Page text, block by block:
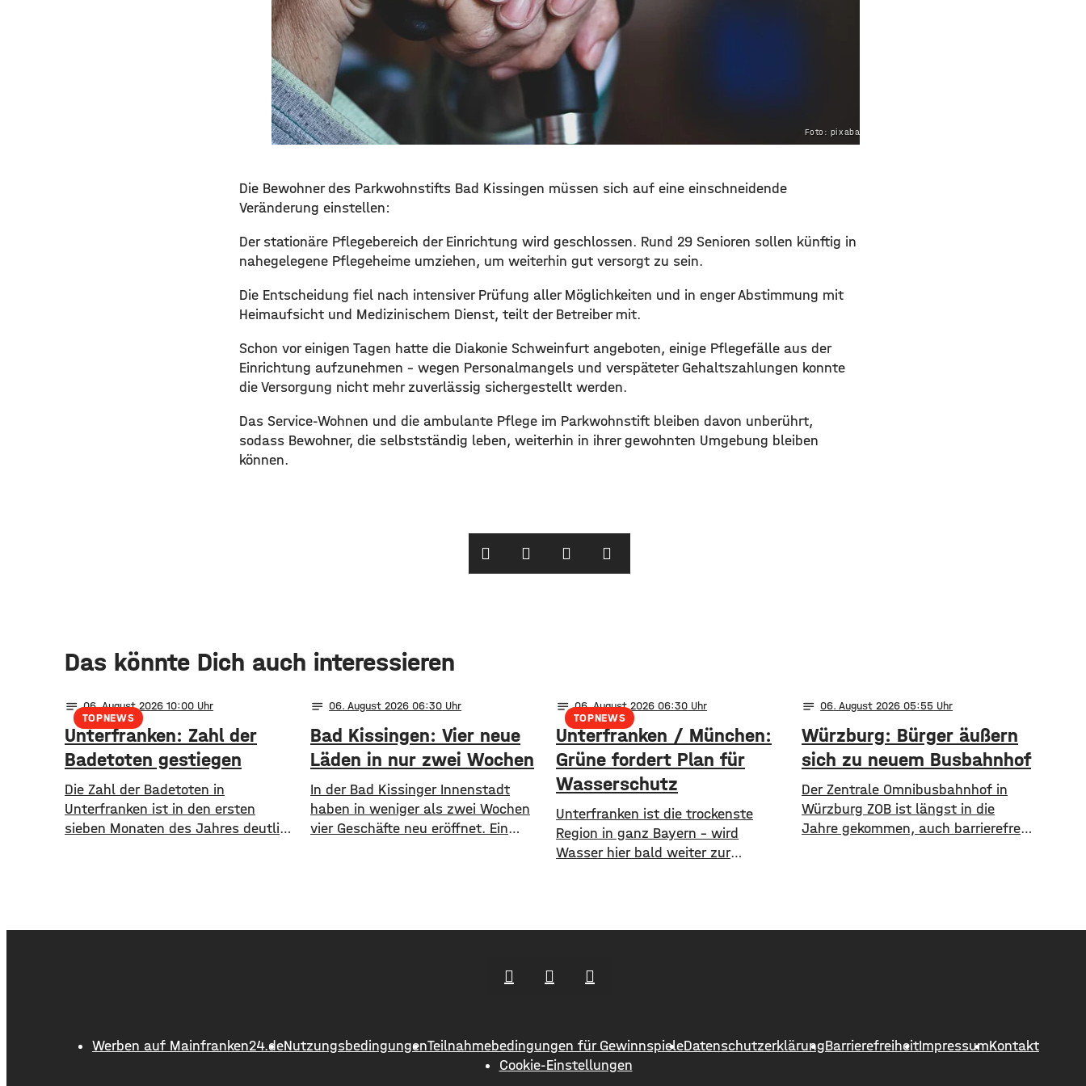
Foto: pixabay.com
Die Bewohner des Parkwohnstifts Bad Kissingen müssen sich auf eine einschneidende
Veränderung einstellen:
Der stationäre Pflegebereich der Einrichtung wird geschlossen. Rund 29 Senioren sollen künftig in
nahegelegene Pflegeheime umziehen, um weiterhin gut versorgt zu sein.
Die Entscheidung fiel nach intensiver Prüfung aller Möglichkeiten und in enger Abstimmung mit
Heimaufsicht und Medizinischem Dienst, teilt der Betreiber mit.
Schon vor einigen Tagen hatte die Diakonie Schweinfurt angeboten, einige Pflegefälle aus der
Einrichtung aufzunehmen – wegen Personalmangels und verspäteter Gehaltszahlungen konnte
die Versorgung nicht mehr zuverlässig sichergestellt werden.
Das Service-Wohnen und die ambulante Pflege im Parkwohnstift bleiben davon unberührt,
sodass Bewohner, die selbstständig leben, weiterhin in ihrer gewohnten Umgebung bleiben
können.
Das könnte Dich auch interessieren
TOPNEWS
notes 06. August 2026 10:00
Unterfranken: Zahl der
Badetoten gestiegen
Die Zahl der Badetoten in
Unterfranken ist in den ersten
sieben Monaten des Jahres deutlich
waren es drei. Diese Zahlen teilte
notes 06. August 2026 06:30
Bad Kissingen: Vier neue
Läden in nur zwei Wochen
In der Bad Kissinger Innenstadt
haben in weniger als zwei Wochen
vier Geschäfte neu eröffnet. Ein
Kissingens Oberbürgermeister Dirk
damit ihr Engagement und den
TOPNEWS
notes 06. August 2026 06:30
Unterfranken / München:
Grüne fordert Plan für
Wasserschutz
​​Unterfranken ist die trockenste
Region in ganz Bayern – wird
Wasser hier bald weiter zur
Grünen im Bayerischen Landtag
fordern sie einen 10-Punkte-Wasser-
Notfallplan für Bayern. ​Die Grünen-
So sollen unter anderem
notes 06. August 2026 05:55
Würzburg: Bürger äußern
sich zu neuem Busbahnhof
Der Zentrale Omnibusbahnhof in
Würzburg ZOB ist längst in die
Jahre gekommen, auch barrierefrei
gesamten Busverkehr
Werben auf Mainfranken24.deNutzungsbedingungenTeilnahmebedingungen für GewinnspieleDatenschutzerklärungBarrierefreiheitImpressumKontakt
Cookie-Einstellungen